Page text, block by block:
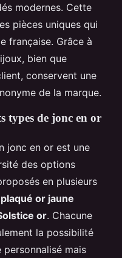
modernes. Cette
pièces uniques qui
française. Grâce à
bien que
conservent une
de la marque.
types de jonc en or
jonc en or est une
des options
en plusieurs
or jaune
or. Chacune
la possibilité
mais